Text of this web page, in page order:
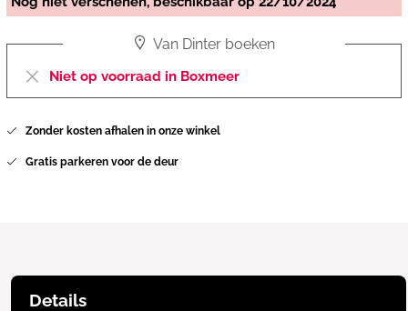
Van Dinter boeken
Niet op voorraad in Boxmeer
Zonder kosten afhalen in onze winkel
Gratis parkeren voor de deur
Details